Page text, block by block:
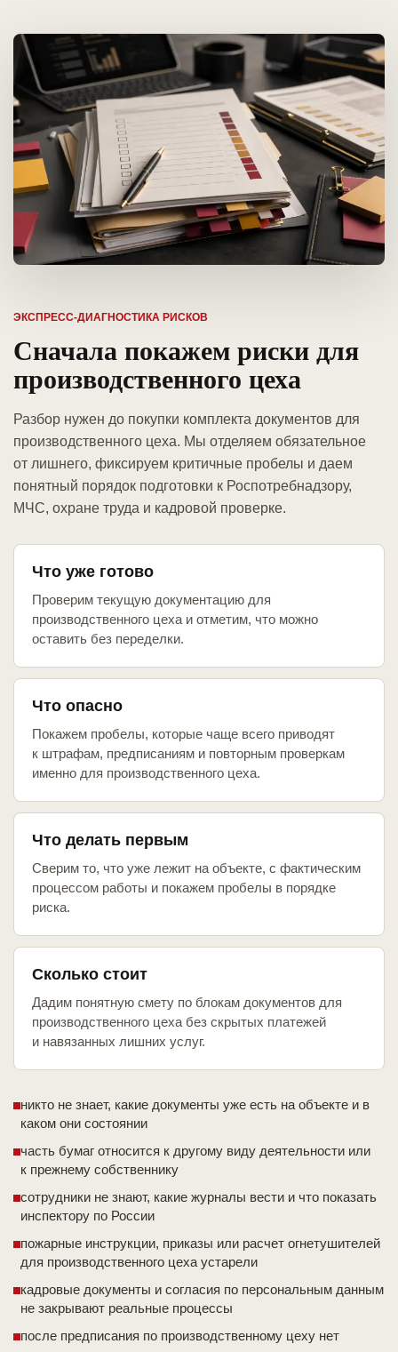
ЭКСПРЕСС-ДИАГНОСТИКА РИСКОВ
Сначала покажем риски для
производственного цеха
Разбор нужен до покупки комплекта документов для
производственного цеха. Мы отделяем обязательное
от лишнего, фиксируем критичные пробелы и даем
понятный порядок подготовки к Роспотребнадзору,
МЧС, охране труда и кадровой проверке.
Что уже готово
Проверим текущую документацию для
производственного цеха и отметим, что можно
оставить без переделки.
Что опасно
Покажем пробелы, которые чаще всего приводят
к штрафам, предписаниям и повторным проверкам
именно для производственного цеха.
Что делать первым
Сверим то, что уже лежит на объекте, с фактическим
процессом работы и покажем пробелы в порядке
риска.
Сколько стоит
Дадим понятную смету по блокам документов для
производственного цеха без скрытых платежей
и навязанных лишних услуг.
никто не знает, какие документы уже есть на объекте и в
каком они состоянии
часть бумаг относится к другому виду деятельности или
к прежнему собственнику
сотрудники не знают, какие журналы вести и что показать
инспектору по России
пожарные инструкции, приказы или расчет огнетушителей
для производственного цеха устарели
кадровые документы и согласия по персональным данным
не закрывают реальные процессы
после предписания по производственному цеху нет